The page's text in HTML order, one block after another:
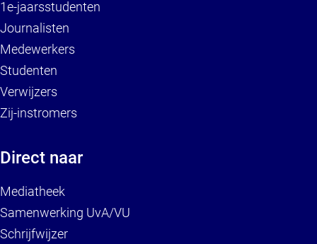
1e-jaarsstudenten
Journalisten
Medewerkers
Studenten
Verwijzers
Zij-instromers
Direct naar
Mediatheek
Samenwerking UvA/VU
Schrijfwijzer